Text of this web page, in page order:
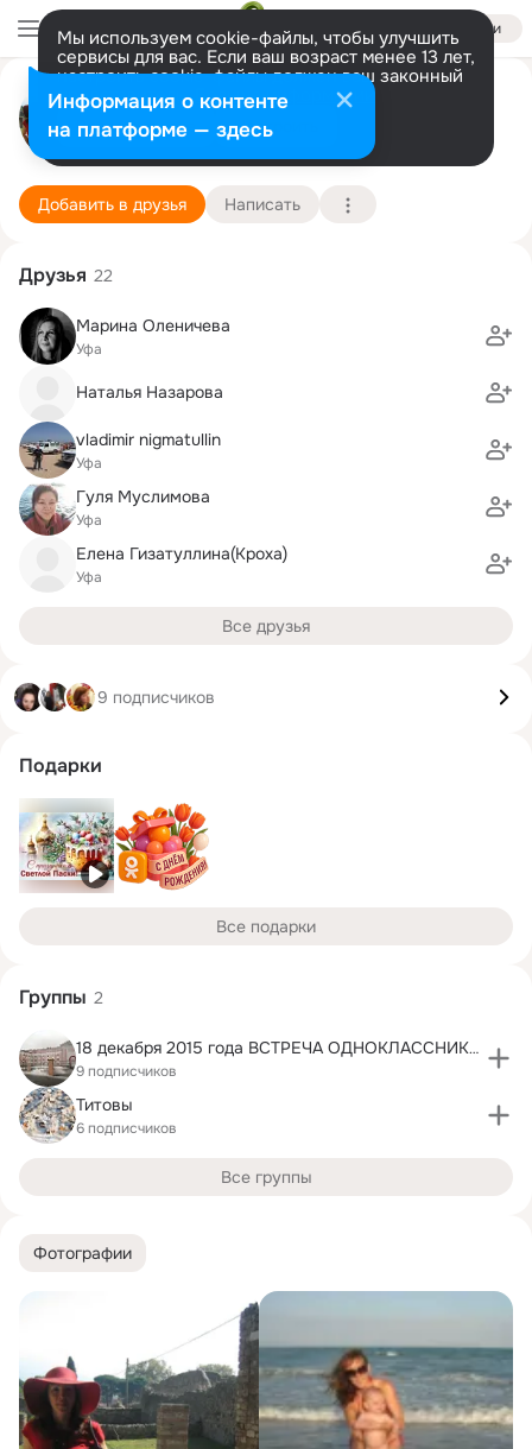
Войти
Мы используем cookie-файлы, чтобы улучшить
сервисы для вас. Если ваш возраст менее 13 лет,
настроить cookie-файлы должен ваш законный
представитель. Больше информации
Разрешить все Настроить
Наталья Титова (Бабушкина)
Генуя 7 апреля (55 лет)
Подробнее
Добавить в друзья Написать
Фотографии
Друзья 22
Марина Оленичева
Уфа
Наталья Назарова
vladimir nigmatullin
Уфа
Гуля Муслимова
Уфа
Елена Гизатуллина(Кроха)
Уфа
Все друзья
9 подписчиков
Подарки
Все подарки
Группы 2
18 декабря 2015 года ВСТРЕЧА ОДНОКЛАССНИКОВ
9 подписчиков
Титовы
6 подписчиков
Все группы
Информация о контенте
на платформе — здесь